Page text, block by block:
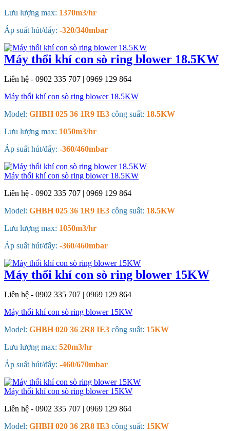
Lưu lượng max: 1370m3/hr
Áp suất hút/đẩy: -320/340mbar
Máy thổi khí con sò ring blower 18.5KW
Liên hệ - 0902 335 707 | 0969 129 864
Máy thổi khí con sò ring blower 18.5KW
Model: GHBH 025 36 1R9 IE3 công suất: 18.5KW
Lưu lượng max: 1050m3/hr
Áp suất hút/đẩy: -360/460mbar
Máy thổi khí con sò ring blower 18.5KW
Liên hệ - 0902 335 707 | 0969 129 864
Model: GHBH 025 36 1R9 IE3 công suất: 18.5KW
Lưu lượng max: 1050m3/hr
Áp suất hút/đẩy: -360/460mbar
Máy thổi khí con sò ring blower 15KW
Liên hệ - 0902 335 707 | 0969 129 864
Máy thổi khí con sò ring blower 15KW
Model: GHBH 020 36 2R8 IE3 công suất: 15KW
Lưu lượng max: 520m3/hr
Áp suất hút/đẩy: -460/670mbar
Máy thổi khí con sò ring blower 15KW
Liên hệ - 0902 335 707 | 0969 129 864
Model: GHBH 020 36 2R8 IE3 công suất: 15KW